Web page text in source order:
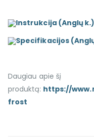
Instrukcija (Anglų k.)
Specifikacijos
Daugiau apie šį
produktą: https://
frost